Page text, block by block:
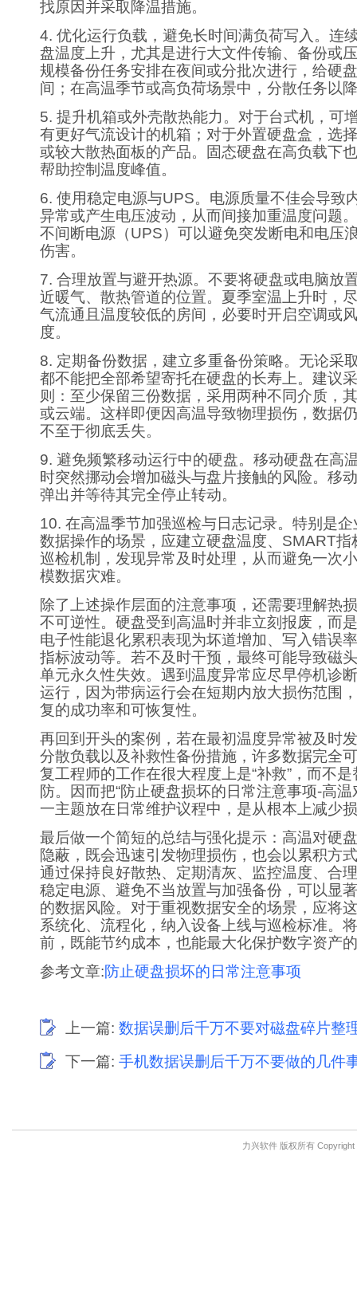
找原因并采取降温措施。
4. 优化运行负载，避免长时间满负荷写入。连
盘温度上升，尤其是进行大文件传输、备份或
规模备份任务安排在夜间或分批次进行，给硬
间；在高温季节或高负荷场景中，分散任务以
5. 提升机箱或外壳散热能力。对于台式机，可
有更好气流设计的机箱；对于外置硬盘盒，选
或较大散热面板的产品。固态硬盘在高负载下
帮助控制温度峰值。
6. 使用稳定电源与UPS。电源质量不佳会导致
异常或产生电压波动，从而间接加重温度问题
不间断电源（UPS）可以避免突发断电和电压
伤害。
7. 合理放置与避开热源。不要将硬盘或电脑放
近暖气、散热管道的位置。夏季室温上升时，
气流通且温度较低的房间，必要时开启空调或
度。
8. 定期备份数据，建立多重备份策略。无论采
都不能把全部希望寄托在硬盘的长寿上。建议
则：至少保留三份数据，采用两种不同介质，
或云端。这样即便因高温导致物理损伤，数据
不至于彻底丢失。
9. 避免频繁移动运行中的硬盘。移动硬盘在高
时突然挪动会增加磁头与盘片接触的风险。移
弹出并等待其完全停止转动。
10. 在高温季节加强巡检与日志记录。特别是
数据操作的场景，应建立硬盘温度、SMART指
巡检机制，发现异常及时处理，从而避免一次
模数据灾难。
除了上述操作层面的注意事项，还需要理解热
不可逆性。硬盘受到高温时并非立刻报废，而
电子性能退化累积表现为坏道增加、写入错误
指标波动等。若不及时干预，最终可能导致磁
单元永久性失效。遇到温度异常应尽早停机诊
运行，因为带病运行会在短期内放大损伤范围
复的成功率和可恢复性。
再回到开头的案例，若在最初温度异常被及时
分散负载以及补救性备份措施，许多数据完全
复工程师的工作在很大程度上是“补救”，而不
防。因而把“防止硬盘损坏的日常注意事项-高温
一主题放在日常维护议程中，是从根本上减少
最后做一个简短的总结与强化提示：高温对硬
隐蔽，既会迅速引发物理损伤，也会以累积方
通过保持良好散热、定期清灰、监控温度、合
稳定电源、避免不当放置与加强备份，可以显
的数据风险。对于重视数据安全的场景，应将
系统化、流程化，纳入设备上线与巡检标准。
前，既能节约成本，也能最大化保护数字资产
参考文章:防止硬盘损坏的日常注意事项
上一篇: 数据误删后千万不要对磁盘碎片整
下一篇: 手机数据误删后千万不要做的几件
力兴软件 版权所有